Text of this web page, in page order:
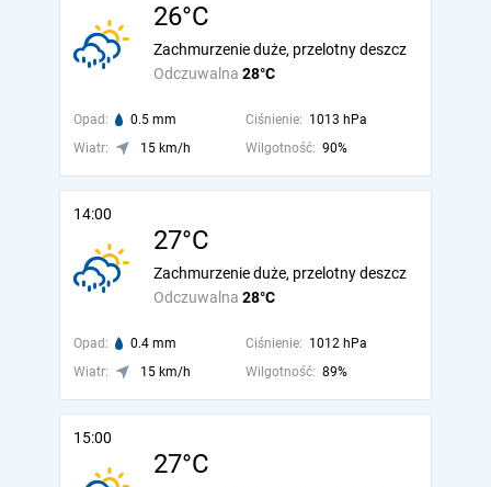
26°C
Odczuwalna 28°C
Zachmurzenie duże, przelotny deszcz
Opad: 0.5 mm Ciśnienie: 1013 hPa
Wiatr:
15 km/h Wilgotność: 90%
14:00
27°C
Odczuwalna 28°C
Zachmurzenie duże, przelotny deszcz
Opad: 0.4 mm Ciśnienie: 1012 hPa
Wiatr:
15 km/h Wilgotność: 89%
15:00
27°C